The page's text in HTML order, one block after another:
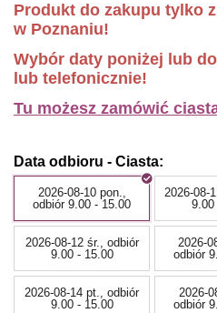
Produkt do zakupu tylko
w Poznaniu!
Wybór daty poniżej lub
lub telefonicznie!
Tu możesz zamówić
Data odbioru - Ciasta:
2026-08-10 pon.,
odbiór 9.00 - 15.00
2026-08-
9.00
2026-08-12 śr., odbiór
9.00 - 15.00
2026-
odbiór
2026-08-14 pt., odbiór
9.00 - 15.00
2026-
odbiór